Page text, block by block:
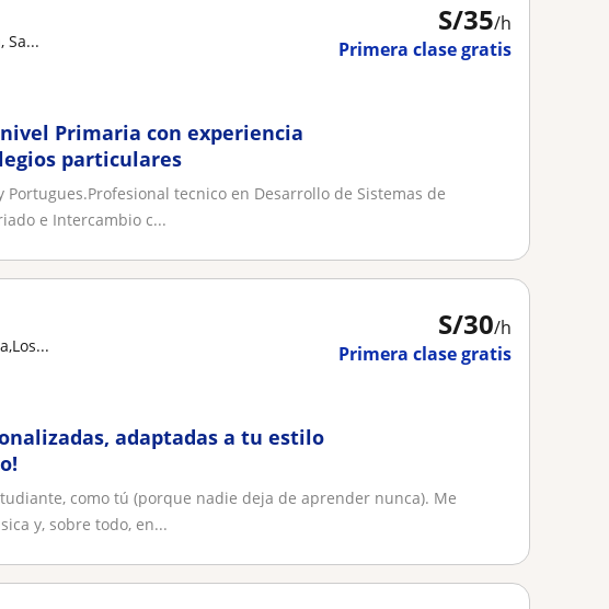
S/35/h
Primera clase gratis
Sa...
Primaria con experiencia
particulares
tecnico en Desarrollo de Sistemas de
e Intercambio c...
S/30/h
Primera clase gratis
adaptadas a tu estilo
como tú (porque nadie deja de aprender nunca). Me
y, sobre todo, en...